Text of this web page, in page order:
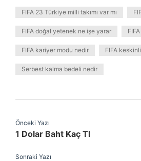
FIFA 23 Türkiye milli takımı var mı
FIFA doğal yetenek ne işe yarar
FIFA kariyer modu nedir FIFA
Serbest kalma bedeli nedir
Önceki Yazı
1 Dolar Baht Kaç Tl
Sonraki Yazı